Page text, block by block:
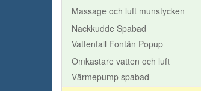
Massage och luft munstycken
Nackkudde Spabad
Vattenfall Fontän Popup
Omkastare vatten och luft
Värmepump spabad